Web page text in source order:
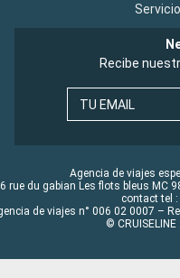
Recibe
TU EMAIL
Agencia de viajes
rue du gabian Les flots bleus MC
contact tel
de viajes n° 006 02 0007 –
©